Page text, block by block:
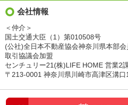
会社情報
＜仲介＞
国土交通大臣（1）第010508号
(公社)全日本不動産協会神奈川県本部
取引協議会加盟
センチュリー21(株)LIFE HOME 営業2
〒213-0001 神奈川県川崎市高津区溝